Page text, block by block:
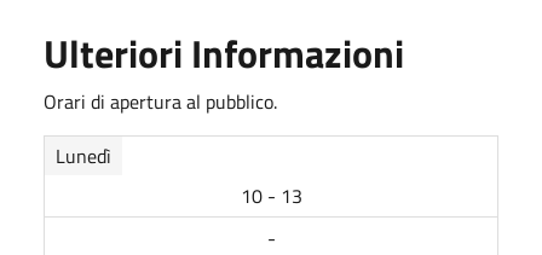
Ulteriori Informazioni
Orari di apertura al pubblico.
Lunedì
10 - 13
-